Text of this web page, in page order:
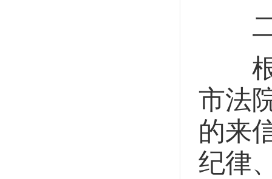
二
根
市法
的来
纪律